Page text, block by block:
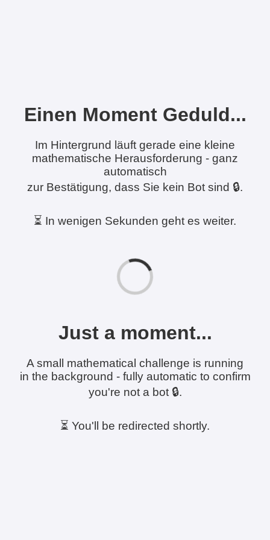
Einen Moment Geduld...
Im Hintergrund läuft gerade eine kleine
mathematische Herausforderung - ganz
automatisch
zur Bestätigung, dass Sie kein Bot sind 🔒.
⏳ In wenigen Sekunden geht es weiter.
Just a moment...
A small mathematical challenge is running
in the background - fully automatic to confirm
you're not a bot 🔒.
⏳ You'll be redirected shortly.